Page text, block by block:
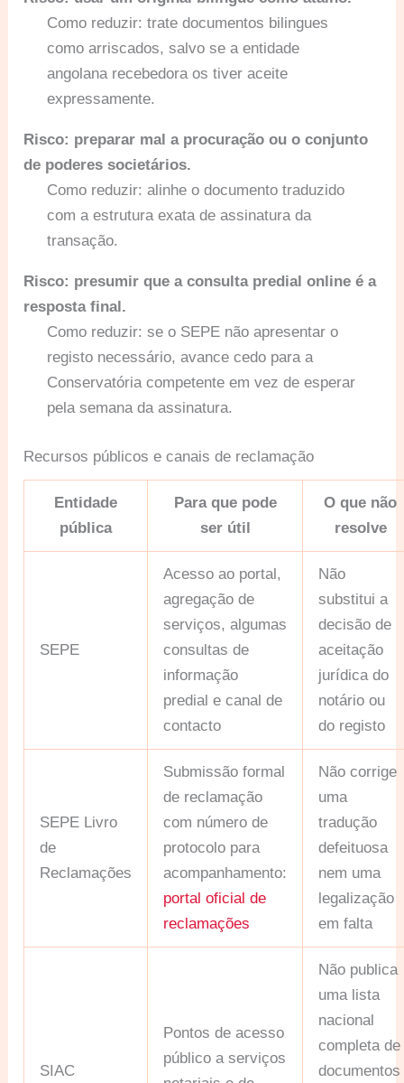
Como reduzir: trate documentos bilingues
como arriscados, salvo se a entidade
angolana recebedora os tiver aceite
expressamente.
Risco: preparar mal a procuração ou o conjunto
de poderes societários.
Como reduzir: alinhe o documento traduzido
com a estrutura exata de assinatura da
transação.
Risco: presumir que a consulta predial online é a
resposta final.
Como reduzir: se o SEPE não apresentar o
registo necessário, avance cedo para a
Conservatória competente em vez de esperar
pela semana da assinatura.
Recursos públicos e canais de reclamação
Entidade
pública
Para que pode
ser útil
O que não
resolve
SEPE
Acesso ao portal,
agregação de
serviços, algumas
consultas de
informação
predial e canal de
contacto
Não
substitui a
decisão de
aceitação
jurídica do
notário ou
do registo
SEPE Livro
de
Reclamações
Submissão formal
de reclamação
com número de
protocolo para
acompanhamento:
portal oficial de
reclamações
Não corrige
uma
tradução
defeituosa
nem uma
legalização
em falta
SIAC
Pontos de acesso
público a serviços
Não publica
uma lista
nacional
completa de
documentos